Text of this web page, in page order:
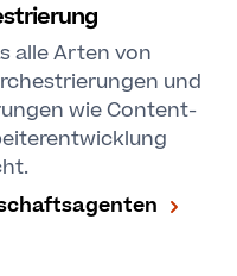
alle Arten von
und
wie Content-